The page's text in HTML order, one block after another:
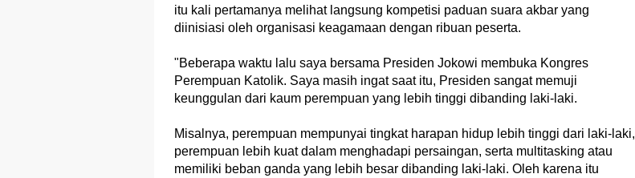
itu kali pertamanya melihat langsung kompetisi paduan suara akbar yang
diinisiasi oleh organisasi keagamaan dengan ribuan peserta.
"Beberapa waktu lalu saya bersama Presiden Jokowi membuka Kongres
Perempuan Katolik. Saya masih ingat saat itu, Presiden sangat memuji
keunggulan dari kaum perempuan yang lebih tinggi dibanding laki-laki.
Misalnya, perempuan mempunyai tingkat harapan hidup lebih tinggi dari laki-laki,
perempuan lebih kuat dalam menghadapi persaingan, serta multitasking atau
memiliki beban ganda yang lebih besar dibanding laki-laki. Oleh karena itu